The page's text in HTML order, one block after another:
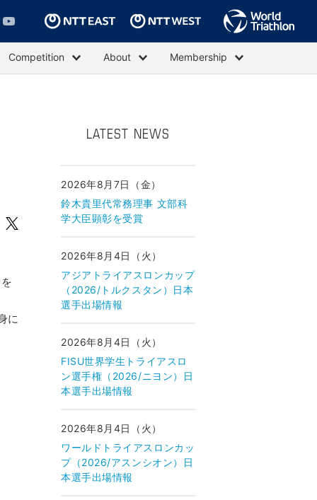
Competition About Membership
に
LATEST NEWS
2026年8月7日（金）
鈴木貴里代常務理事 文部科
学大臣顕彰を受賞
2026年8月4日（火）
アジアトライアスロンカップ
（2026/トルクスタン）日本
選手出場情報
2026年8月4日（火）
FISU世界学生トライアスロ
ン選手権（2026/ニヨン）日
本選手出場情報
2026年8月4日（火）
ワールドトライアスロンカッ
プ（2026/アスンシオン）日
本選手出場情報